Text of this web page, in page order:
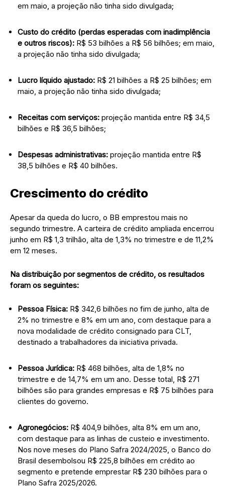
em maio, a projeção não tinha sido divulgada;
Custo do crédito (perdas esperadas com inadimplência
e outros riscos): R$ 53 bilhões a R$ 56 bilhões; em maio,
a projeção não tinha sido divulgada;
Lucro líquido ajustado: R$ 21 bilhões a R$ 25 bilhões; em
maio, a projeção não tinha sido divulgada;
Receitas com serviços: projeção mantida entre R$ 34,5
bilhões e R$ 36,5 bilhões;
Despesas administrativas: projeção mantida entre R$
38,5 bilhões e R$ 40 bilhões.
Crescimento do crédito
Apesar da queda do lucro, o BB emprestou mais no
segundo trimestre. A carteira de crédito ampliada encerrou
junho em R$ 1,3 trilhão, alta de 1,3% no trimestre e de 11,2%
em 12 meses.
Na distribuição por segmentos de crédito, os resultados
foram os seguintes:
Pessoa Física: R$ 342,6 bilhões no fim de junho, alta de
2% no trimestre e 8% em um ano, com destaque para a
nova modalidade de crédito consignado para CLT,
destinado a trabalhadores da iniciativa privada.
Pessoa Jurídica: R$ 468 bilhões, alta de 1,8% no
trimestre e de 14,7% em um ano. Desse total, R$ 271
bilhões são para grandes empresas e R$ 75 bilhões para
clientes do governo.
Agronegócios: R$ 404,9 bilhões, alta 8% em um ano,
com destaque para as linhas de custeio e investimento.
Nos nove meses do Plano Safra 2024/2025, o Banco do
Brasil desembolsou R$ 225,8 bilhões em crédito ao
segmento e pretende emprestar R$ 230 bilhões para o
Plano Safra 2025/2026.